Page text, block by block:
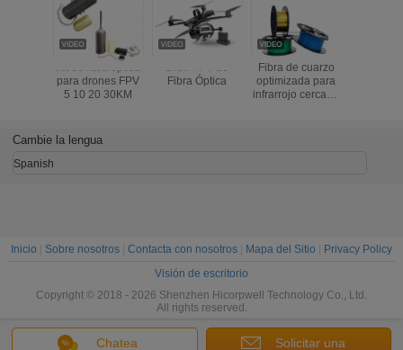
Kit de fibra óptica
para drones FPV
5 10 20 30KM
Dron FPV de
Fibra Óptica
Fibra de cuarzo
optimizada para
infrarrojo cercano
Chatea Solicitar una
Cambie la lengua
Spanish
Inicio Sobre nosotros Contacta con nosotros Mapa del Sitio
Privacy Policy
Visión de escritorio
Copyright © 2018 - 2026 Shenzhen Hicorpwell Technology Co., Ltd.
All rights reserved.